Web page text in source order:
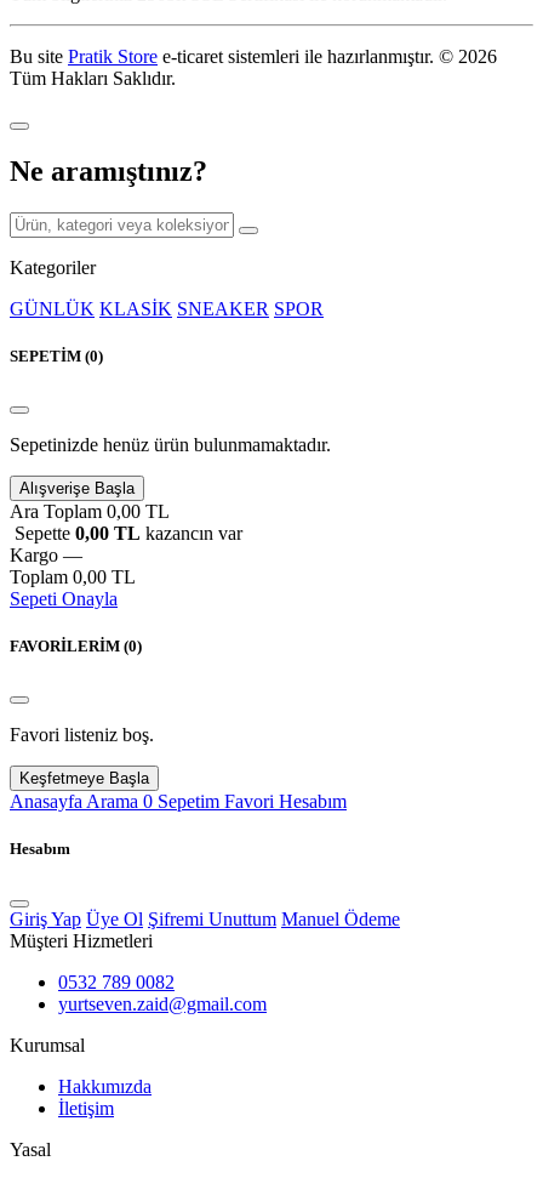
Bu site Pratik Store e-ticaret sistemleri ile hazırlanmıştır. © 2026
Tüm Hakları Saklıdır.
Ne aramıştınız?
Kategoriler
GÜNLÜK KLASİK SNEAKER SPOR
SEPETİM (0)
Sepetinizde henüz ürün bulunmamaktadır.
Alışverişe Başla
Ara Toplam 0,00 TL
Sepette 0,00 TL kazancın var
Kargo —
Toplam 0,00 TL
Sepeti Onayla
FAVORİLERİM (0)
Favori listeniz boş.
Keşfetmeye Başla
Anasayfa Arama 0 Sepetim Favori Hesabım
Hesabım
Giriş Yap Üye Ol Şifremi Unuttum Manuel Ödeme
Müşteri Hizmetleri
0532 789 0082
yurtseven.zaid@gmail.com
Kurumsal
Hakkımızda
İletişim
Yasal